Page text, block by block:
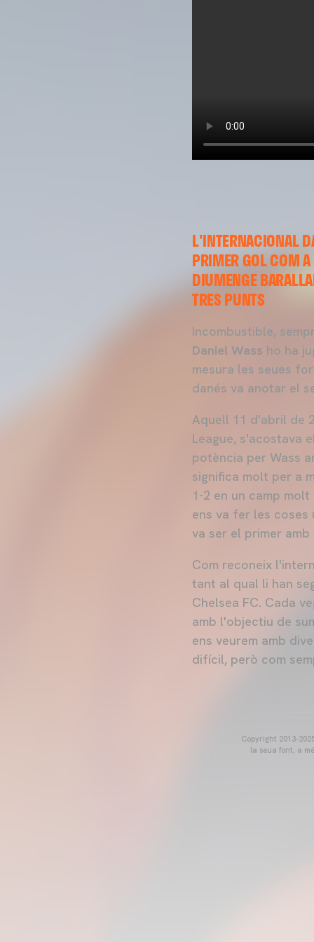
L'INTERNACIONAL
PRIMER GOL COM
DIUMENGE
TRES PUNTS
Incombustible,
Daniel Wass ho ha
mesura les seues
danés va anotar el
Aquell 11 d'abril de
League, s'acostava
potència per Wass
significa molt per a
1-2 en un camp
ens va fer les coses
va ser el primer amb
Com reconeix
tant al qual li han
Chelsea FC. Cada
amb l'objectiu de
ens veurem amb
difícil, però com
Copyright 2013-
la seua font, a